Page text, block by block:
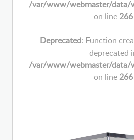
/var/www/webmaster/data/
on line 266
Deprecated: Function
deprecated
/var/www/webmaster/data/
on line 266